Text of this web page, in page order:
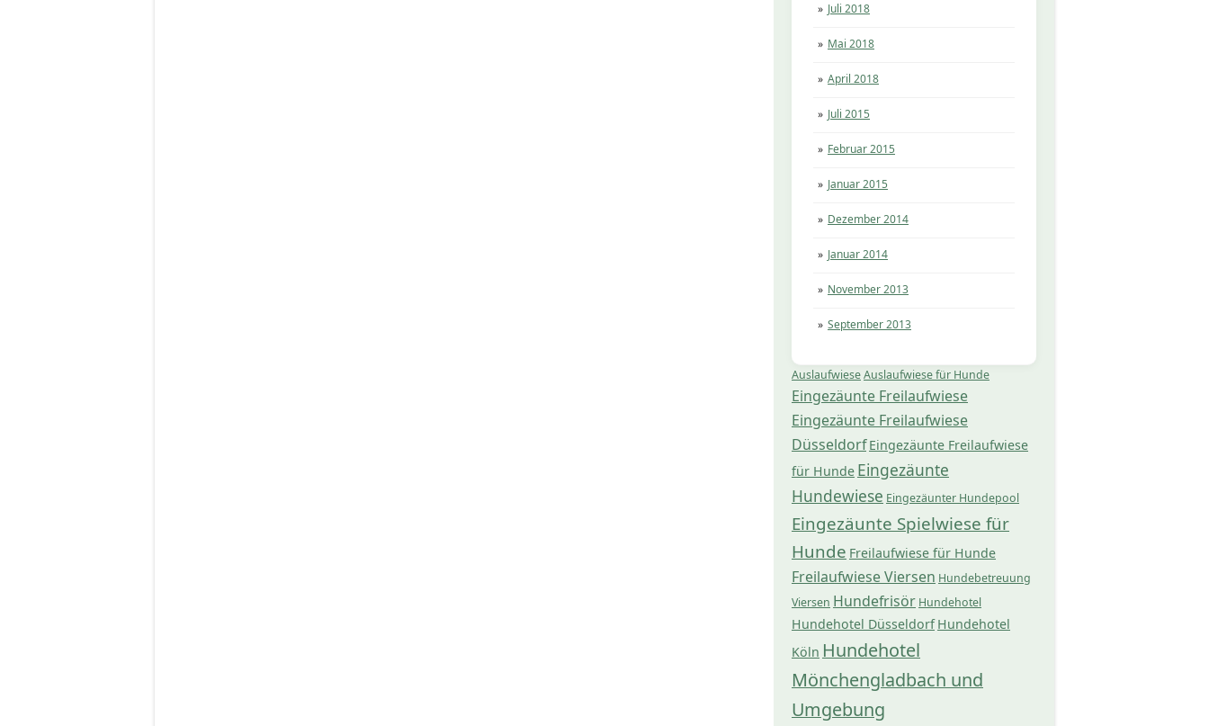
Juli 2018
Mai 2018
April 2018
Juli 2015
Februar 2015
Januar 2015
Dezember 2014
Januar 2014
November 2013
September 2013
AuslaufwieseAuslaufwiese für Hunde
Eingezäunte Freilaufwiese
Eingezäunte Freilaufwiese
Düsseldorf Eingezäunte Freilaufwiese
für Hunde Eingezäunte
Hundewiese Eingezäunter Hundepool
Eingezäunte Spielwiese für
Hunde Freilaufwiese für Hunde
Freilaufwiese Viersen Hundebetreuung
Viersen Hundefrisör Hundehotel
Hundehotel Düsseldorf Hundehotel
Köln Hundehotel
Mönchengladbach und
Umgebung